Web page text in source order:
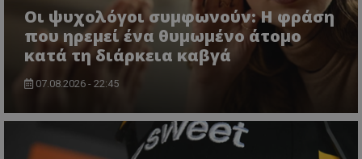
Οι ψυχολόγοι συμφωνούν: Η φράση
που ηρεμεί ένα θυμωμένο άτομο
κατά τη διάρκεια καβγά
07.08.2026 - 22:45